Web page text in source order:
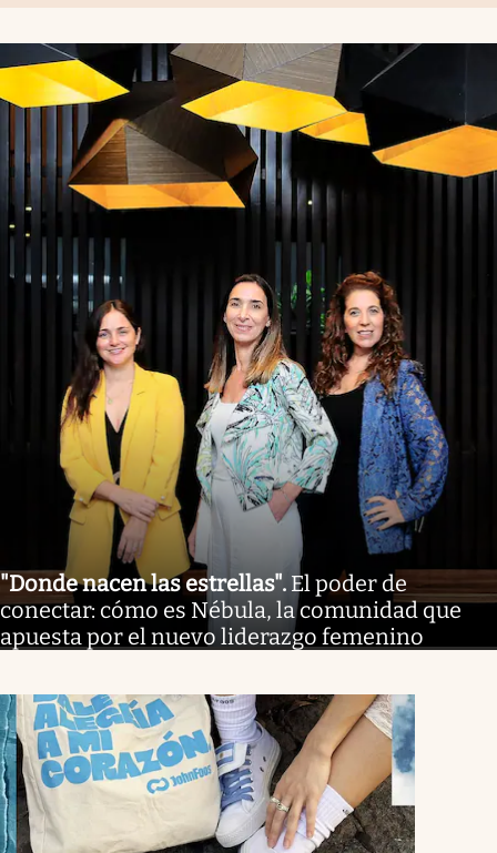
"Donde nacen las estrellas". El poder de
conectar: cómo es Nébula, la comunidad que
apuesta por el nuevo liderazgo femenino